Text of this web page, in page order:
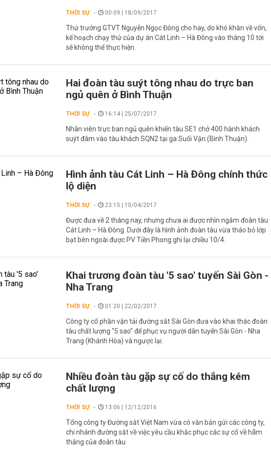
THỜI SỰ 00:09 | 18/09/2017
Thứ trưởng GTVT Nguyễn Ngọc Đông cho hay, do khó khăn về vốn,
kế hoạch chạy thử của dự án Cát Linh – Hà Đông vào tháng 10 tới
sẽ không thể thực hiện.
Hai đoàn tàu suýt tông nhau do trực ban
ngủ quên ở Bình Thuận
THỜI SỰ 16:14 | 25/07/2017
Nhân viên trực ban ngủ quên khiến tàu SE1 chở 400 hành khách
suýt đâm vào tàu khách SQN2 tại ga Suối Vận (Bình Thuận).
Hình ảnh tàu Cát Linh – Hà Đông chính thức
lộ diện
THỜI SỰ 23:15 | 10/04/2017
Được đưa về 2 tháng nay, nhưng chưa ai được nhìn ngắm đoàn tàu
Cát Linh – Hà Đông. Dưới đây là hình ảnh đoàn tàu vừa tháo bỏ lớp
bạt bên ngoài được PV Tiền Phong ghi lại chiều 10/4.
Khai trương đoàn tàu '5 sao' tuyến Sài Gòn -
Nha Trang
THỜI SỰ 01:20 | 22/02/2017
Công ty cổ phần vận tải đường sắt Sài Gòn đưa vào khai thác đoàn
tàu chất lượng "5 sao" để phục vụ người dân tuyến Sài Gòn - Nha
Trang (Khánh Hòa) và ngược lại.
Nhiều đoàn tàu gặp sự cố do thắng kém
chất lượng
THỜI SỰ 13:06 | 12/12/2016
Tổng công ty Đường sắt Việt Nam vừa có văn bản gửi các công ty,
chi nhánh đường sắt về việc yêu cầu khắc phục các sự cố về hãm
thắng của đoàn tàu.